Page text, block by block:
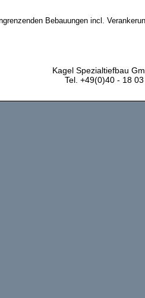
Bebauungen incl.
Kagel Spezialtiefbau
Tel. +49(0)40 - 18